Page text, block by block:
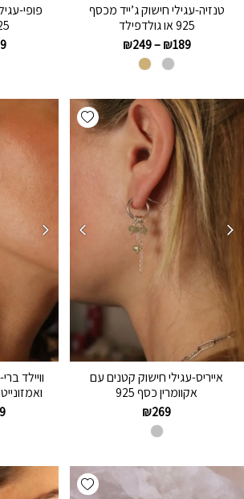
טנזיה-עגילי חישוק ג’ייד מכסף
925 או גולדפילד
₪189
–
₪249
פופי-
925
Add wishlist
אייריס-עגילי חישוק קטנים עם
אקוומרין כסף 925
₪269
וויילד
ואמזונייט מכסף
Add wishlist